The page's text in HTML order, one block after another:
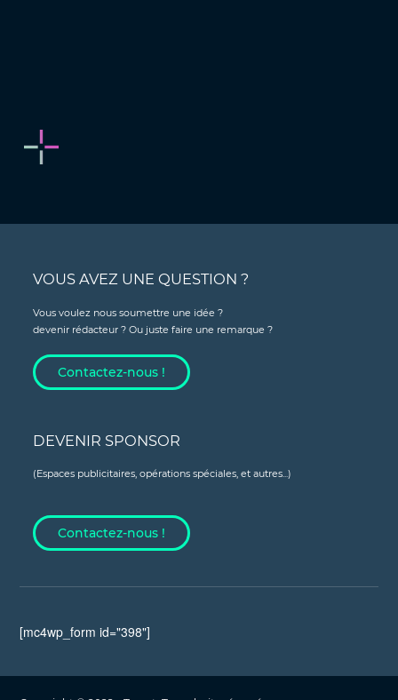
VOUS AVEZ UNE QUESTION ?
Vous voulez nous soumettre une idée ?
devenir rédacteur ? Ou juste faire une remarque ?
Contactez-nous !
DEVENIR SPONSOR
(Espaces publicitaires, opérations spéciales, et autres...)
Contactez-nous !
[mc4wp_form id="398"]